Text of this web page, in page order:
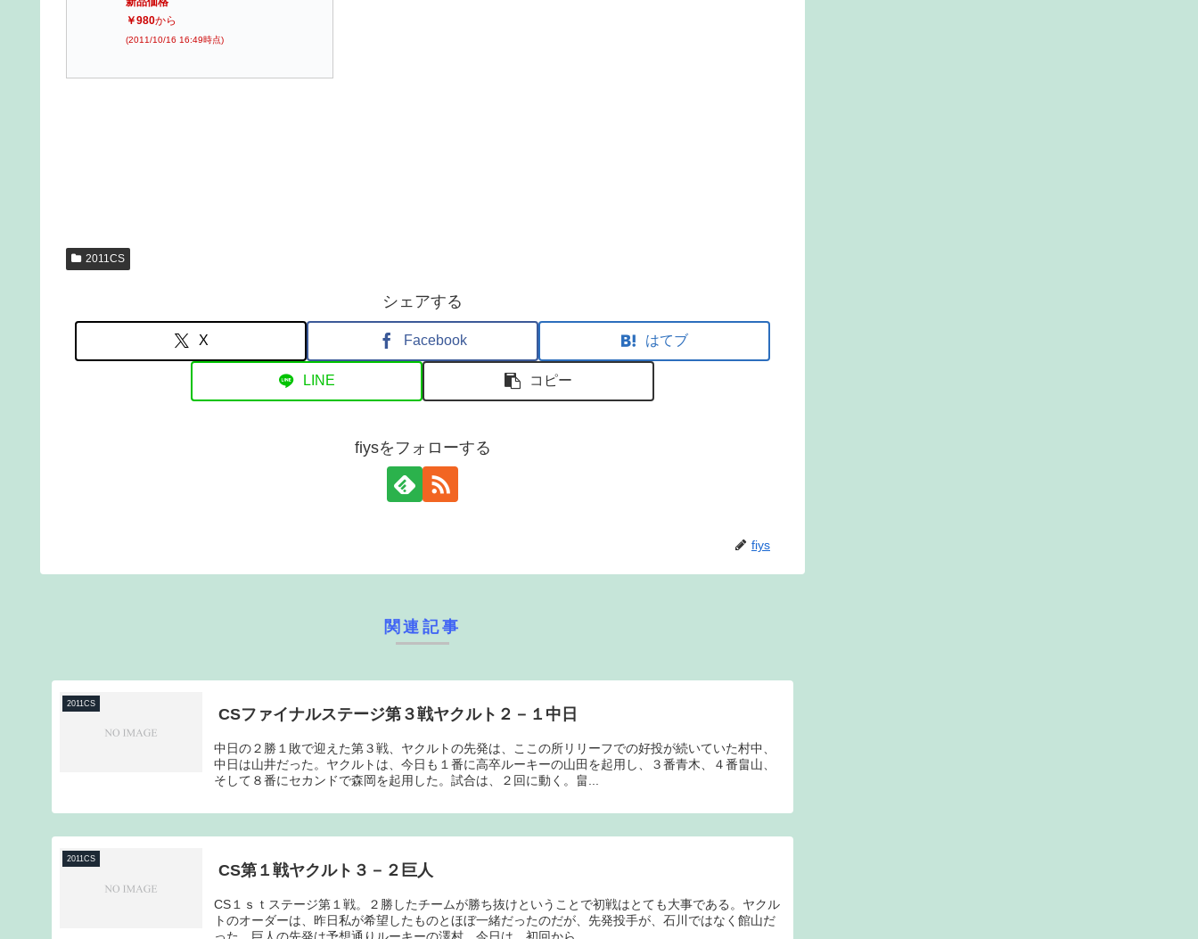
￥980から
(2011/10/16 16:49時点)
2011CS
シェアする
X Facebook はてブ
LINE コピー
fiysをフォローする
fiys
関連記事
2011CS
CSファイナルステージ第３戦ヤクルト２－１中日
中日の２勝１敗で迎えた第３戦、ヤクルトの先発は、ここの所リリーフでの好投が続いていた村中、
中日は山井だった。ヤクルトは、今日も１番に高卒ルーキーの山田を起用し、３番青木、４番畠山、
そして８番にセカンドで森岡を起用した。試合は、２回に動く。畠...
2011CS
CS第１戦ヤクルト３－２巨人
CS１ｓｔステージ第１戦。２勝したチームが勝ち抜けということで初戦はとても大事である。ヤクル
トのオーダーは、昨日私が希望したものとほぼ一緒だったのだが、先発投手が、石川ではなく館山だ
った。巨人の先発は予想通りルーキーの澤村。今日は、初回から...